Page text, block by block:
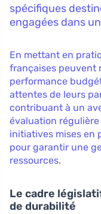
spécifiques
engagées dans
En mettant en
françaises peuvent
performance
attentes de leurs
contribuant à un
évaluation
initiatives mises en
pour garantir une
ressources.
Le cadre
de durabilité